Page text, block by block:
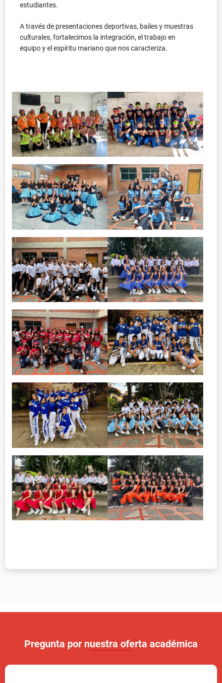
estudiantes.
A través de presentaciones deportivas, bailes y muestras
culturales, fortalecimos la integración, el trabajo en
equipo y el espíritu mariano que nos caracteriza.
Pregunta por nuestra oferta académica